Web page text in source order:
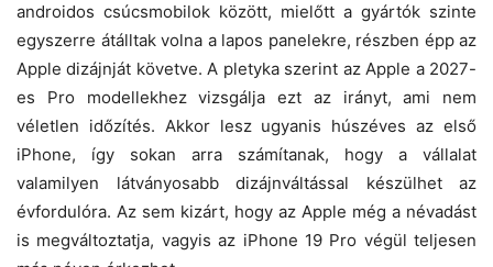
androidos csúcsmobilok között, mielőtt a gyártók szinte
egyszerre átálltak volna a lapos panelekre, részben épp az
Apple dizájnját követve. A pletyka szerint az Apple a 2027-
es Pro modellekhez vizsgálja ezt az irányt, ami nem
véletlen időzítés. Akkor lesz ugyanis húszéves az első
iPhone, így sokan arra számítanak, hogy a vállalat
valamilyen látványosabb dizájnváltással készülhet az
évfordulóra. Az sem kizárt, hogy az Apple még a névadást
is megváltoztatja, vagyis az iPhone 19 Pro végül teljesen